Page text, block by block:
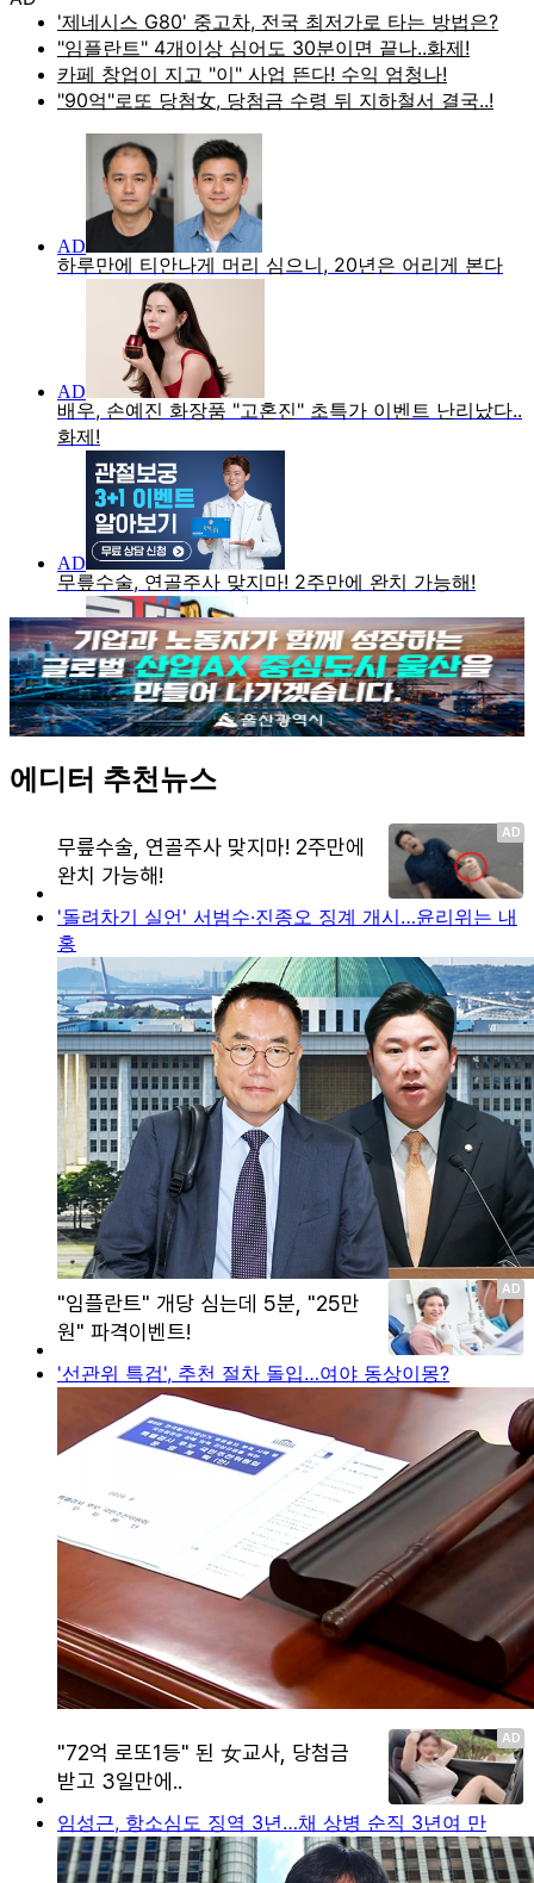
에디터 추천뉴스
'돌려차기 실언' 서범수·진종오 징계 개시…윤리위는 내
홍
'선관위 특검', 추천 절차 돌입…여야 동상이몽?
임성근, 항소심도 징역 3년…채 상병 순직 3년여 만